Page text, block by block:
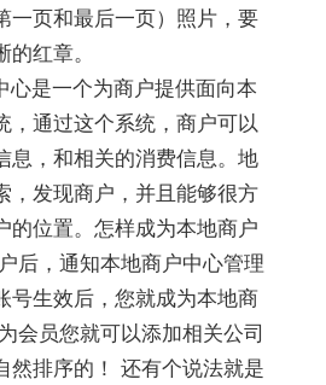
一页和最后一页）照片，要
红章。
心是一个为商户提供面向本
，通过这个系统，商户可以
息，和相关的消费信息。地
，发现商户，并且能够很方
的位置。怎样成为本地商户
后，通知本地商户中心管理
号生效后，您就成为本地商
会员您就可以添加相关公司
然排序的！ 还有个说法就是